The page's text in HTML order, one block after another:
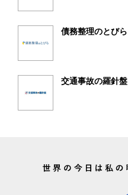
債務整理のとびら
交通事故の羅針盤